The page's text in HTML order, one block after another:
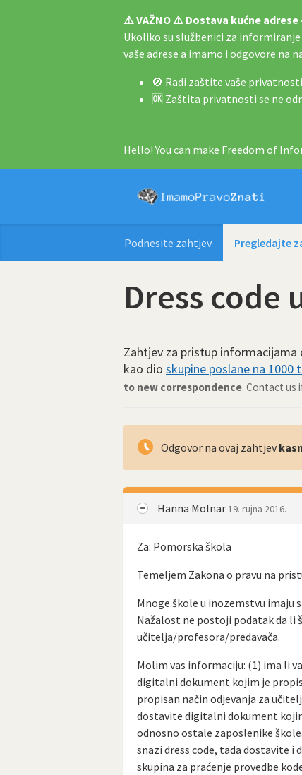
⚠️ VAŽNO ⚠️ Dostava kućne adrese
Ukoliko su službenici za
vaše adrese a imamo i odgovore na
🚫 Radi zaštite vaše privatnosti
🆗 Zaštita privatnosti se ne
Hello! You can make Freedom of
Podnesite zahtjev Pregledajte
Dress code
Zahtjev za pristup informacijama
kao dio skupine poslane na 1000
to new correspondence. Contact us
Odgovor na ovaj zahtjev
Hanna Molnar 19. rujna 2016.
Za: Pomorska škola
Temeljem Zakona o pravu na
Mnoge škole u inozemstvu imaju
Nažalost ne postoji podatak da li
učitelja/profesora/predavača.
Molim vas informaciju: (1) ima li
digitalni dokument kojim je
propisan način odjevanja za
dostavite digitalni dokument
odnosno ostale zaposlenike
snazi dress code, tada dostavite i
skupina za praćenje provedbe